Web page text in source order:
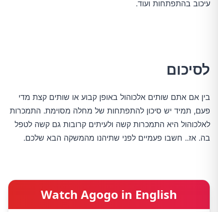
עיכוב בהתפתחות ועוד.
לסיכום
בין אם אתם שותים אלכוהול באופן קבוע או שותים קצת מדי
פעם, תמיד יש סיכון להתפתחות של מחלה מסוימת. התמכרות
לאלכוהול היא התמכרות קשה ולעיתים קרובות גם קשה לטפל
בה. אז.. חשבו פעמיים לפני שתיהנו מהמשקה הבא שלכם.
Watch Agogo in English